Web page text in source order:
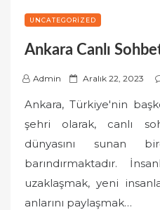
UNCATEGORIZED
Ankara Canlı
Admin
P
s
t
d
o
Aralık 22, 2023
Ankara, Türkiye'nin
şehri olarak, canlı
dünyasını sunan
barındırmaktadır.
uzaklaşmak, yeni
anlarını paylaşmak…